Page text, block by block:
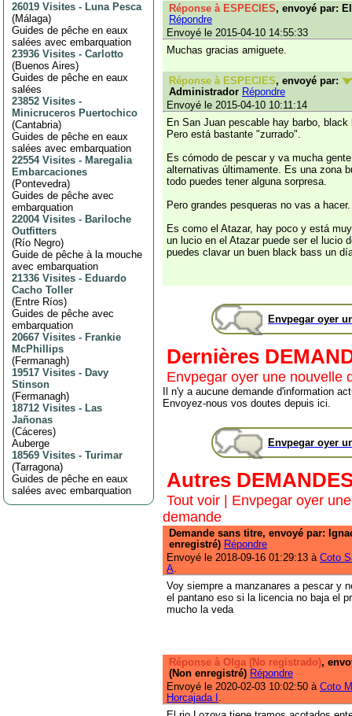
26019 Visites - Luna Pesca
(Málaga)
Guides de pêche en eaux
salées avec embarquation
23936 Visites - Carlotto
(Buenos Aires)
Guides de pêche en eaux
salées
23852 Visites -
Minicruceros Puertochico
(Cantabria)
Guides de pêche en eaux
salées avec embarquation
22554 Visites - Maregalia
Embarcaciones
(Pontevedra)
Guides de pêche avec
embarquation
22004 Visites - Bariloche
Outfitters
(Río Negro)
Guide de pêche à la mouche
avec embarquation
21336 Visites - Eduardo
Cacho Toller
(Entre Ríos)
Guides de pêche avec
embarquation
20667 Visites - Frankie
McPhillips
(Fermanagh)
19517 Visites - Davy
Stinson
(Fermanagh)
18712 Visites - Las
Jañonas
(Cáceres)
Auberge
18569 Visites - Turimar
(Tarragona)
Guides de pêche en eaux
salées avec embarquation
Réponse à ESPECIES, envoyé par:
Répondre
Envoyé le 2015-04-10 14:55:33
Muchas gracias amiguete.
Réponse à ESPECIES, envoyé par:
Administrador Répondre
Envoyé le 2015-04-10 10:11:14
En San Juan pescable hay barbo,
Pero está bastante "zurrado".
Es cómodo de pescar y va mucha
alternativas últimamente. Es una zona
todo puedes tener alguna sorpresa.
Pero grandes pesqueras no vas a hacer.
Es como el Atazar, hay poco y está
un lucio en el Atazar puede ser el lucio
puedes clavar un buen black bass un
Envpegar oyer
Dernières
Envpegar oyer une nouvelle
Il n'y a aucune demande d'information
Envoyez-nous vos doutes depuis ici.
Envpegar oyer
Autres
Tout voir
Envpegar oyer
demande
Demande sans titre, envoyé par:
enregistré) Répondre
Envoyé le 2018-09-16 01:29:13 à Coto
A.
Voy siempre a manzanares a pescar y
el pantano eso si la licencia no baja el
mucho la veda
Réponse à Olga (No registrado),
(Non enregistré) Répondre
Envoyé le 2020-02-03 10:02:50 à Coto
Horcajada I .